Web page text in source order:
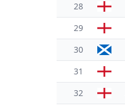
28
29
30
31
32